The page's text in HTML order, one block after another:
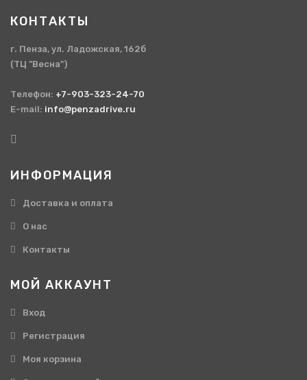
КОНТАКТЫ
г. Пенза, ул. Ладожская, 162б
(ТЦ "Весна")
Телефон: +7-903-323-24-70
E-mail: info@penzadrive.ru
ИНФОРМАЦИЯ
Доставка и оплата
О нас
Контакты
МОЙ АККАУНТ
Вход
Регистрация
Моя корзина